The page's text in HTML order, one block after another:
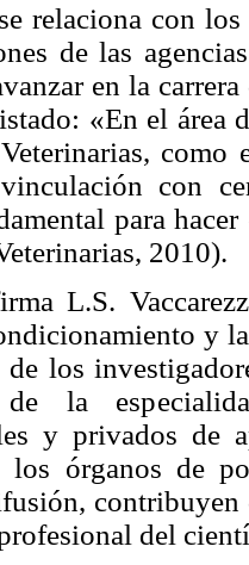
relaciona con
de las
en la
«En el área
como
con
para
2010).
L.S.
y
los
la
y privados de
los órganos de
contribuyen
del